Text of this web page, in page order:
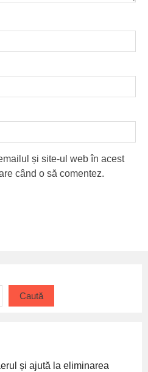
și site-ul web în acest
când o să comentez.
Caută
și ajută la eliminarea